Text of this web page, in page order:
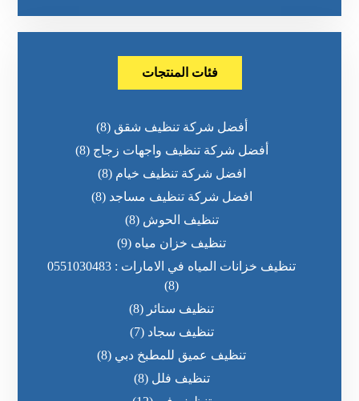
فئات المنتجات
أفضل شركة تنظيف شقق (8)
أفضل شركة تنظيف واجهات زجاج (8)
افضل شركة تنظيف خيام (8)
افضل شركة تنظيف مساجد (8)
تنظيف الحوش (8)
تنظيف خزان مياه (9)
تنظيف خزانات المياه في الامارات : 0551030483
(8)
تنظيف ستائر (8)
تنظيف سجاد (7)
تنظيف عميق للمطبخ دبي (8)
تنظيف فلل (8)